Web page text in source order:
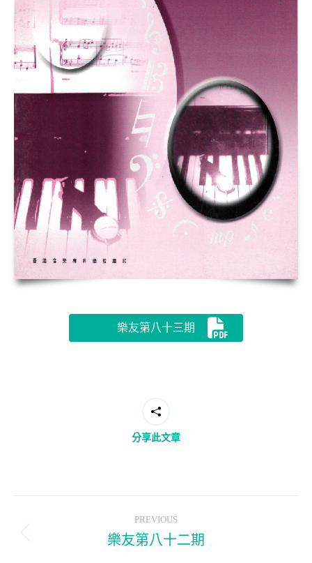
樂友第八十三期
分享此文章
navigation
PREVIOUS
Previous
樂友第八十二期